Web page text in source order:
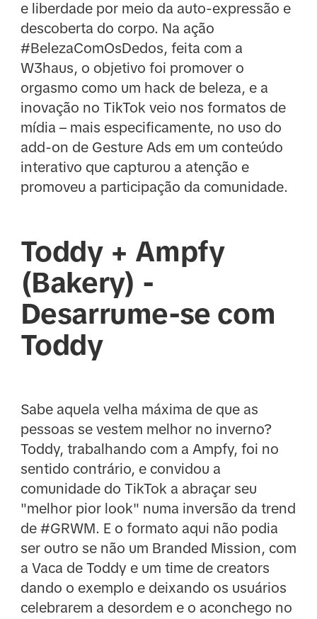
e liberdade por meio da auto-expressão e
descoberta do corpo. Na ação
#BelezaComOsDedos, feita com a
W3haus, o objetivo foi promover o
orgasmo como um hack de beleza, e a
inovação no TikTok veio nos formatos de
mídia – mais especificamente, no uso do
add-on de Gesture Ads em um conteúdo
interativo que capturou a atenção e
promoveu a participação da comunidade.
Toddy + Ampfy
(Bakery) -
Desarrume-se com
Toddy
Sabe aquela velha máxima de que as
pessoas se vestem melhor no inverno?
Toddy, trabalhando com a Ampfy, foi no
sentido contrário, e convidou a
comunidade do TikTok a abraçar seu
"melhor pior look" numa inversão da trend
de #GRWM. E o formato aqui não podia
ser outro se não um Branded Mission, com
a Vaca de Toddy e um time de creators
dando o exemplo e deixando os usuários
celebrarem a desordem e o aconchego no